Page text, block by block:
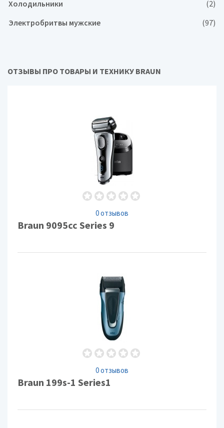
Холодильники
(2)
Электробритвы мужские
(97)
ОТЗЫВЫ ПРО ТОВАРЫ И ТЕХНИКУ BRAUN
0 отзывов
Braun 9095cc Series 9
0 отзывов
Braun 199s-1 Series1